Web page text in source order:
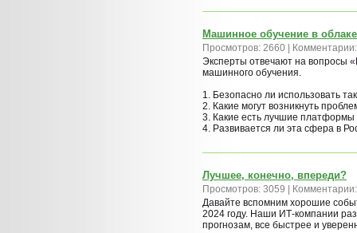
Машинное обучение в облаке
Просмотров: 2660 |
Эксперты отвечают на вопросы
машинного обучения.
1. Безопасно ли использовать
2. Какие могут возникнуть
3. Какие есть лучшие платформы
4. Развивается ли эта сфера в
Лучшее, конечно, впереди?
Просмотров: 3059 |
Давайте вспомним хорошие
2024 году. Наши ИТ-компании
прогнозам, все быстрее и